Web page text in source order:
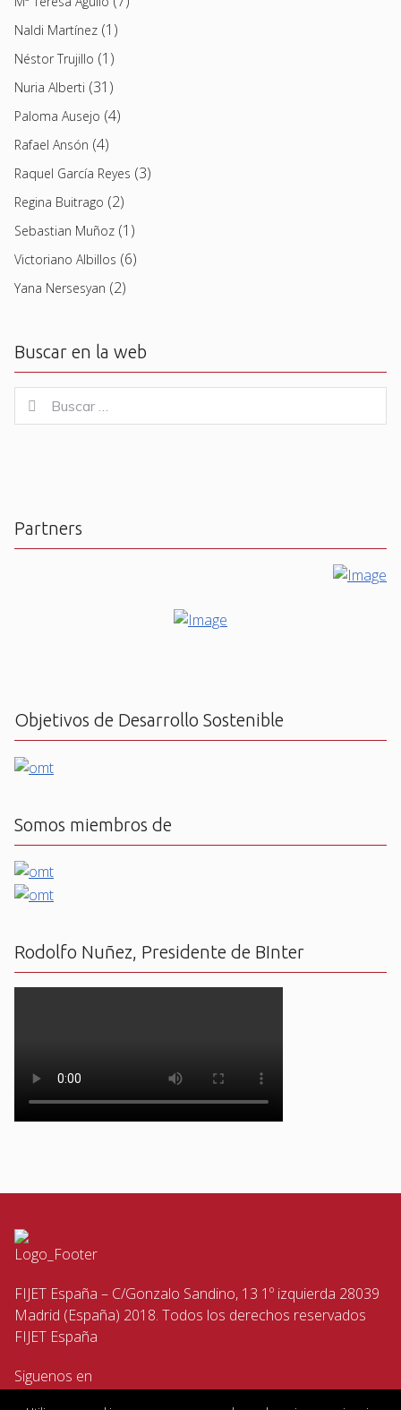
Naldi Martínez (1)
Néstor Trujillo (1)
Nuria Alberti (31)
Paloma Ausejo (4)
Rafael Ansón (4)
Raquel García Reyes (3)
Regina Buitrago (2)
Sebastian Muñoz (1)
Victoriano Albillos (6)
Yana Nersesyan (2)
Buscar en la web
for:
Buscar
Partners
Objetivos de Desarrollo Sostenible
Somos miembros de
Rodolfo Nuñez, Presidente de BInter
FIJET España – C/Gonzalo Sandino, 13 1º izquierda 28039
Madrid (España) 2018. Todos los derechos reservados
FIJET España
Siguenos en